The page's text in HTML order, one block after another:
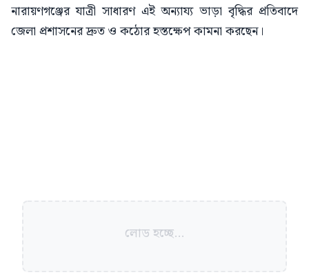
নারায়ণগঞ্জের যাত্রী সাধারণ এই অন্যায্য ভাড়া বৃদ্ধির প্রতিবাদে
জেলা প্রশাসনের দ্রুত ও কঠোর হস্তক্ষেপ কামনা করছেন।
লোড হচ্ছে...